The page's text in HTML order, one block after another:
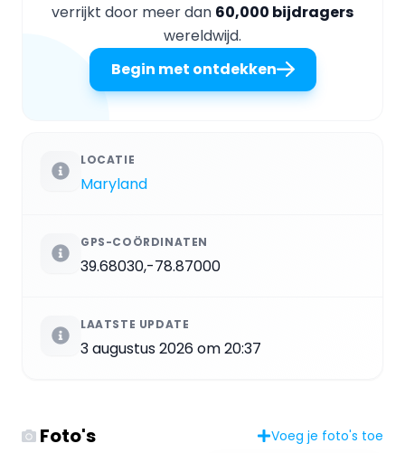
verrijkt door meer dan 60,000 bijdragers
wereldwijd.
Begin met ontdekken
LOCATIE
Maryland
GPS-COÖRDINATEN
39.68030,-78.87000
LAATSTE UPDATE
3 augustus 2026 om 20:37
Foto's Voeg je foto's toe